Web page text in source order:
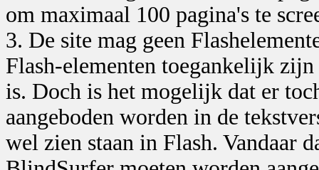
om maximaal 100 pagina's te
3. De site mag geen
Flash-elementen toegankelijk
is. Doch is het mogelijk dat er
aangeboden worden in de
wel zien staan in Flash. Vandaar